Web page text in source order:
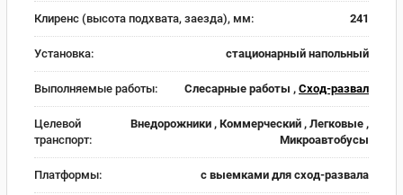
Клиренс (высота подхвата, заезда), мм: 241
Установка: стационарный напольный
Выполняемые работы: Слесарные работы , Сход-развал
Целевой
транспорт:
Внедорожники , Коммерческий , Легковые ,
Микроавтобусы
Платформы: с выемками для сход-развала